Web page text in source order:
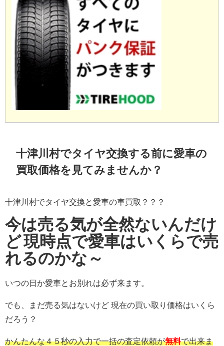
十津川村でタイヤ交換する前に愛車の
買取価格を見てみませんか？
十津川村でタイヤ交換と愛車の車買取？？？
今は売る気が全然ないんだけ
ど現時点で愛車はいくらで売
れるのかな～
いつの日か愛車とお別れは必ず来ます。
でも、まだ売る気はないけど 現在の買い取り価格はいくら
だろう？
かんたんな４５秒の入力で一括の査定依頼が無料で出来ま